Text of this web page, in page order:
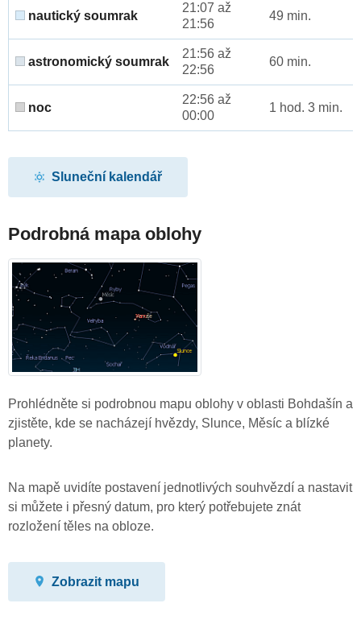
nautický soumrak
21:07 až
21:56
49 min.
astronomický soumrak
21:56 až
22:56
60 min.
noc
22:56 až
00:00
1 hod. 3 min.
Sluneční kalendář
Podrobná mapa oblohy
Prohlédněte si podrobnou mapu oblohy v oblasti Bohdašín a
zjistěte, kde se nacházejí hvězdy, Slunce, Měsíc a blízké
planety.
Na mapě uvidíte postavení jednotlivých souhvězdí a nastavit
si můžete i přesný datum, pro který potřebujete znát
rozložení těles na obloze.
Zobrazit mapu